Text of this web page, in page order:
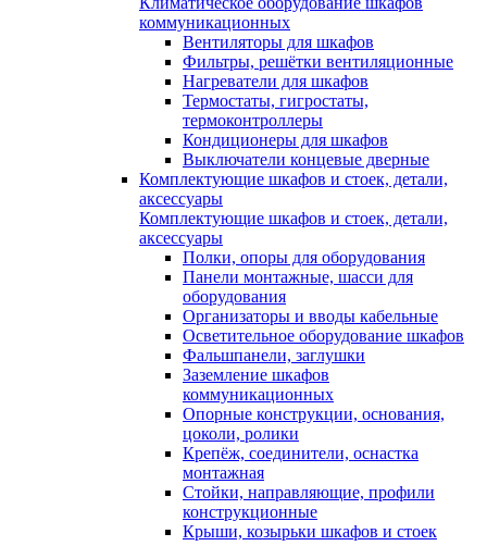
коммуникационных
Вентиляторы для шкафов
Фильтры, решётки вентиляционные
Нагреватели для шкафов
Термостаты, гигростаты,
термоконтроллеры
Кондиционеры для шкафов
Выключатели концевые дверные
Комплектующие шкафов и стоек, детали,
аксессуары
Комплектующие шкафов и стоек, детали,
аксессуары
Полки, опоры для оборудования
Панели монтажные, шасси для
оборудования
Организаторы и вводы кабельные
Осветительное оборудование шкафов
Фальшпанели, заглушки
Заземление шкафов
коммуникационных
Опорные конструкции, основания,
цоколи, ролики
Крепёж, соединители, оснастка
монтажная
Стойки, направляющие, профили
конструкционные
Крыши, козырьки шкафов и стоек